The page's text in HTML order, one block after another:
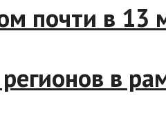
почти в
регионов